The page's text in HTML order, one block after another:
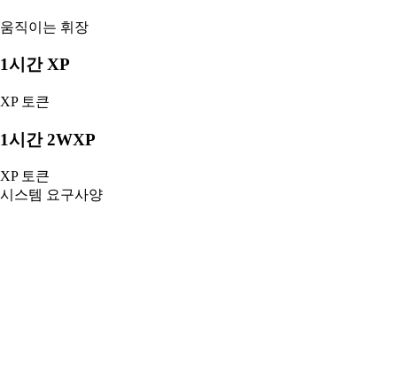
움직이는 휘장
1시간 XP
XP 토큰
1시간 2WXP
XP 토큰
시스템 요구사양